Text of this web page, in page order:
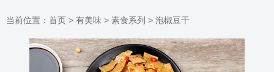
当前位置： 首页 > 有美味 > 素食系列 > 泡椒豆干